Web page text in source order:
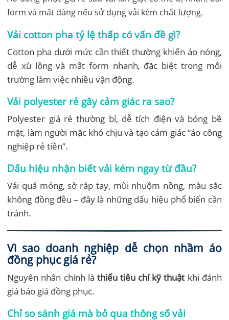
form và mất dáng nếu sử dụng vải kém chất lượng.
Vải cotton pha tỷ lệ thấp có vấn đề gì?
Cotton pha dưới mức cần thiết thường khiến áo nóng,
dễ xù lông và mất form nhanh, đặc biệt trong môi
trường làm việc nhiều vận động.
Vải polyester rẻ gây cảm giác ra sao?
Polyester giá rẻ thường bí, dễ tích điện và bóng bề
mặt, làm người mặc khó chịu và tạo cảm giác “áo công
nghiệp rẻ tiền”.
Dấu hiệu nhận biết vải kém ngay từ đầu?
Vải quá mỏng, sờ ráp tay, mùi nhuộm nồng, màu sắc
không đồng đều – đây là những dấu hiệu phổ biến cần
tránh.
Vì sao doanh nghiệp dễ chọn nhầm áo
đồng phục giá rẻ?
Nguyên nhân chính là thiếu tiêu chí kỹ thuậtkhi đánh
giá báo giá đồng phục.
Chỉ so sánh giá mà bỏ qua thông số vải